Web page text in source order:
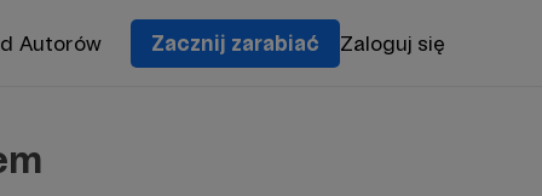
Autorów Zacznij zarabiać Zaloguj się